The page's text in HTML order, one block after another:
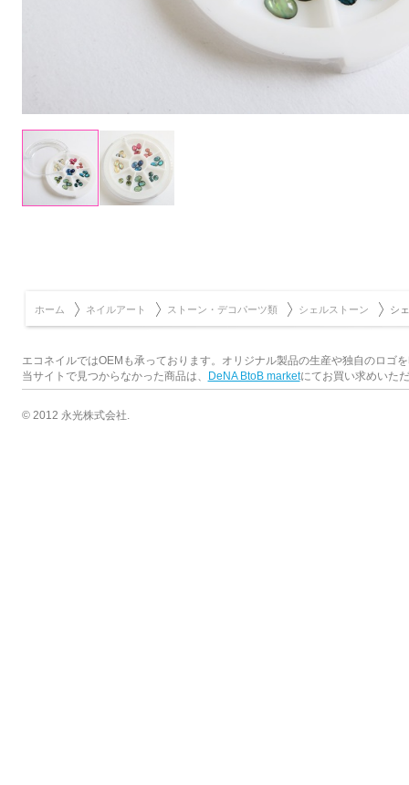
ホーム ネイルアート ストーン・デコパーツ類 シェルストーン シ
エコネイルではOEMも承っております。オリジナル製品の生産や独自のロゴ
当サイトで見つからなかった商品は、
DeNA BtoB marketにてお買い求めいた
© 2012 永光株式会社.